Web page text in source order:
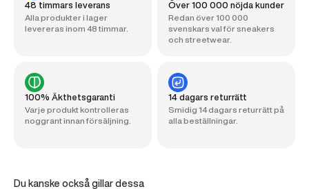
48 timmars leverans
Alla produkter i lager
levereras inom 48 timmar.
Över 100 000 nöjda kunder
Redan över 100 000
svenskars val för sneakers
och streetwear.
100% Äkthetsgaranti
Varje produkt kontrolleras
noggrant innan försäljning.
14 dagars returrätt
Smidig 14 dagars returrätt på
alla beställningar.
Du kanske också gillar dessa